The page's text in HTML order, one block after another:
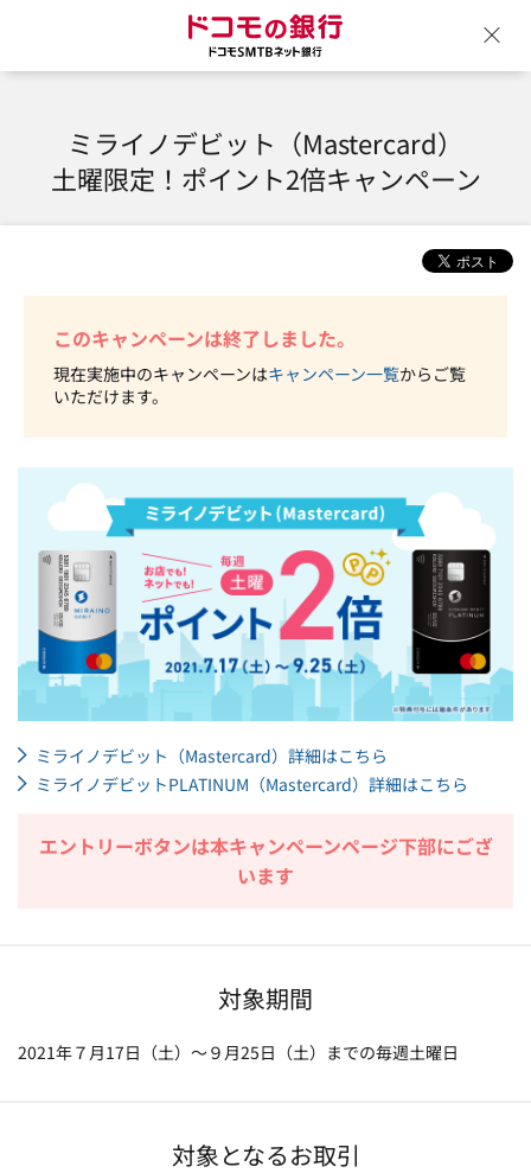
ミライノデビット（Mastercard）
土曜限定！ポイント2倍キャンペーン
このキャンペーンは終了しました。
現在実施中のキャンペーンはキャンペーン一覧からご覧
いただけます。
ミライノデビット（Mastercard）詳細はこちら
ミライノデビットPLATINUM（Mastercard）詳細はこちら
エントリーボタンは本キャンペーンページ下部にござ
います
対象期間
2021年７月17日（土）～９月25日（土）までの毎週土曜日
対象となるお取引